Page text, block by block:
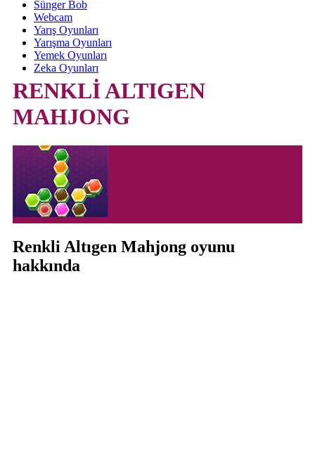
Sünger Bob
Webcam
Yarış Oyunları
Yarışma Oyunları
Yemek Oyunları
Zeka Oyunları
RENKLİ ALTIGEN
MAHJONG
Renkli Altıgen Mahjong oyunu
hakkında